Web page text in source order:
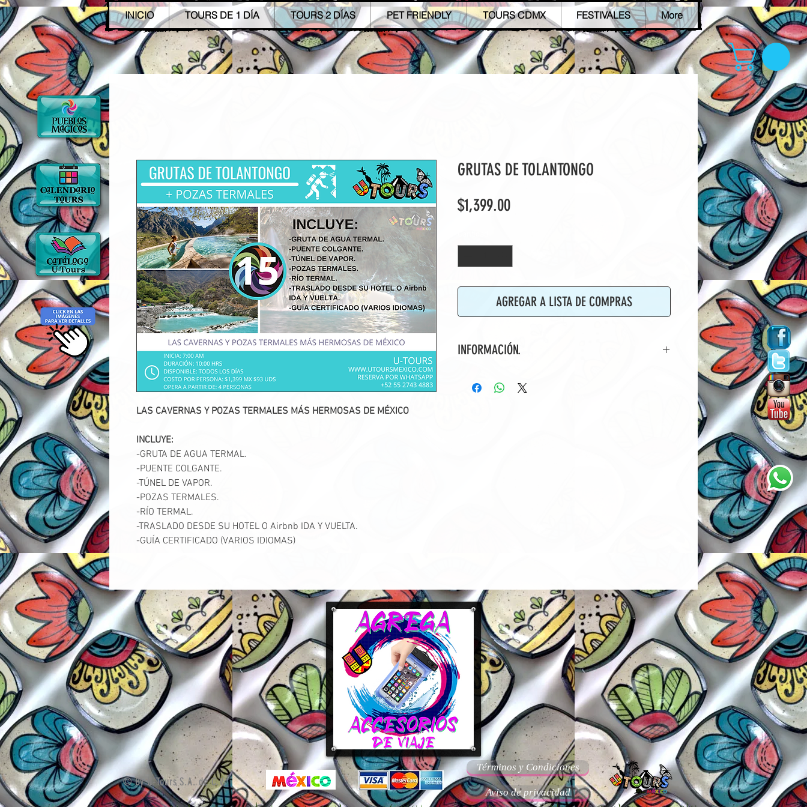
INICIO TOURS DE 1 DÍA TOURS 2 DÍAS PET FRIENDLY TOURS CDMX FESTIVALES More
LAS CAVERNAS Y POZAS TERMALES MÁS HERMOSAS DE MÉXICO
INCLUYE:
-GRUTA DE AGUA TERMAL.
-PUENTE COLGANTE.
-TÚNEL DE VAPOR.
-POZAS TERMALES.
-RÍO TERMAL.
-TRASLADO DESDE SU HOTEL O Airbnb IDA Y VUELTA.
-GUÍA CERTIFICADO (VARIOS IDIOMAS)
GRUTAS DE TOLANTONGO
$1,399.00Precio
AGREGAR A LISTA DE COMPRAS
INFORMACIÓN.
DURACIÓN:10:00 HRS
© By U-Tours S.A. de C.V.
Términos y Condiciones
Aviso de privacidad